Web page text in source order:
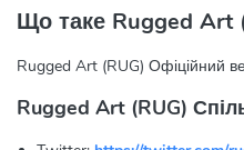
Що таке Rugged Art
Rugged Art (RUG) Офіційний
Rugged Art (RUG)